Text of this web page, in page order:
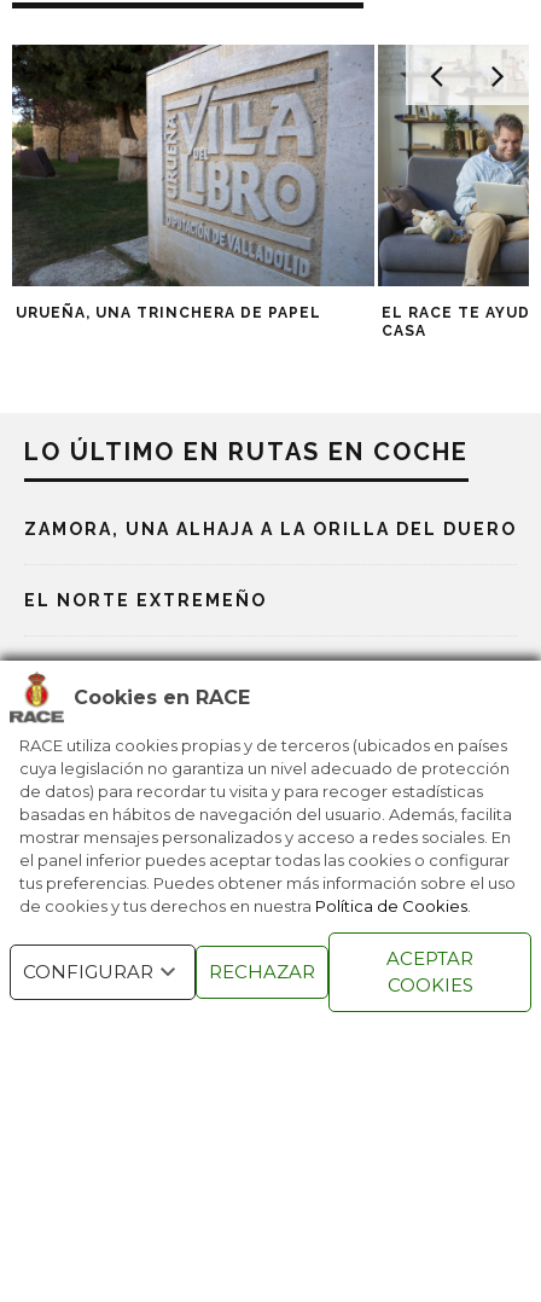
Cookies en RACE
RACE utiliza cookies propias y de terceros (ubicados en países
cuya legislación no garantiza un nivel adecuado de protección
de datos) para recordar tu visita y para recoger estadísticas
basadas en hábitos de navegación del usuario. Además, facilita
mostrar mensajes personalizados y acceso a redes sociales. En
el panel inferior puedes aceptar todas las cookies o configurar
tus preferencias. Puedes obtener más información sobre el uso
de cookies y tus derechos en nuestra Política de Cookies
CONFIGURAR RECHAZAR
ACEPTAR
COOKIES
URUEÑA, UNA TRINCHERA DE PAPEL
EL RACE TE
CASA
LO ÚLTIMO EN RUTAS EN COCHE
ZAMORA, UNA ALHAJA A LA ORILLA DEL DUERO
EL NORTE EXTREMEÑO
ITALIA, POR LAS ORILLAS DEL RÍO PO
NAVARRA PARA PALADARES EXQUISITOS
ALBACETE Y SU RUTA CERVANTINA
TODOS LOS DERECHOS
RESERVADOS